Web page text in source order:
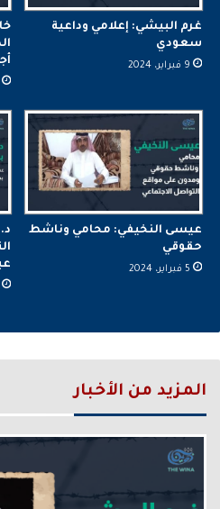
غرم البيشي: إعلامي وداعية
سعودي
9 فبراير، 2024
عيسى النخيفي: محامي وناشط
حقوقي
5 فبراير، 2024
المزيد من الأخبار